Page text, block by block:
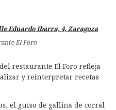
El Foro
restaurante El Foro refleja
y reinterpretar recetas
el guiso de gallina de corral